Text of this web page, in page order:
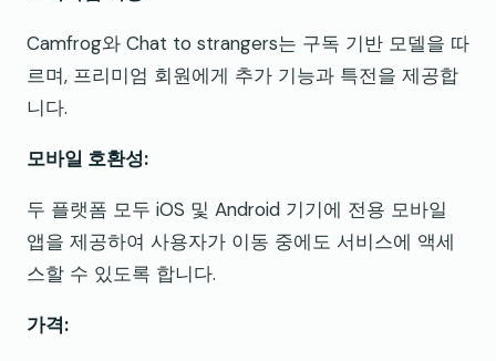
Camfrog와 Chat to strangers는 구독 기반 모델을 따
르며, 프리미엄 회원에게 추가 기능과 특전을 제공합
니다.
모바일 호환성:
두 플랫폼 모두 iOS 및 Android 기기에 전용 모바일
앱을 제공하여 사용자가 이동 중에도 서비스에 액세
스할 수 있도록 합니다.
가격: